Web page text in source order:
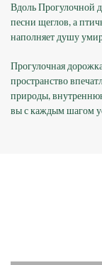
Вдоль Прогулочной
песни щеглов, а
наполняет душу
Прогулочная
пространство
природы,
вы с каждым шагом